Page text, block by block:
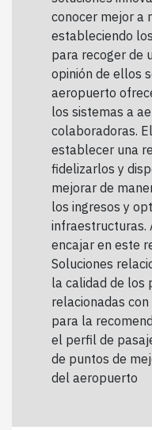
conocer mejor a
estableciendo
para recoger de
opinión de ellos
aeropuerto
los sistemas a
colaboradoras.
establecer una
fidelizarlos y
mejorar de
los ingresos y
infraestructuras.
encajar en este
Soluciones
la calidad de los
relacionadas
para la
el perfil de
de puntos de
del aeropuerto